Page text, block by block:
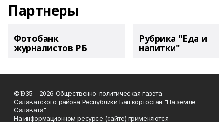
Партнеры
Фотобанк
журналистов РБ
Рубрика "Еда и
напитки"
©1935 - 2026 Общественно-политическая газета
Салаватского района Республики Башкортостан "На земле
Салавата"
На информационном ресурсе (сайте) применяются